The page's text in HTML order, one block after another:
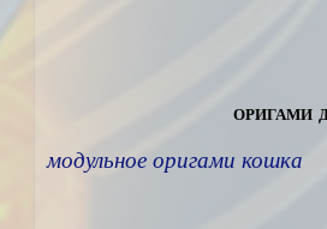
оригами
модульное оригами кошка